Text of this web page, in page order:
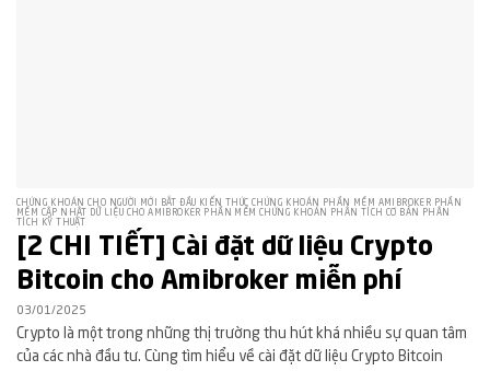
CHỨNG KHOÁN CHO NGƯỜI MỚI BẮT ĐẦU KIẾN THỨC CHỨNG KHOÁN PHẦN MỀM AMIBROKER PHẦN
MỀM CẬP NHẬT DỮ LIỆU CHO AMIBROKER PHẦN MỀM CHỨNG KHOÁN PHÂN TÍCH CƠ BẢN PHÂN
TÍCH KỸ THUẬT
[2 CHI TIẾT] Cài đặt dữ liệu Crypto
Bitcoin cho Amibroker miễn phí
03/01/2025
Crypto là một trong những thị trường thu hút khá nhiều sự quan tâm
của các nhà đầu tư. Cùng tìm hiểu về cài đặt dữ liệu Crypto Bitcoin